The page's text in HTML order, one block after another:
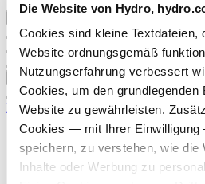
Die Website von Hydro,
Cookies sind kleine Textdateien,
Website ordnungsgemäß
Nutzungserfahrung verbessert
Cookies, um den grundlegenden
Website zu gewährleisten.
Cookies — mit Ihrer
speichern, zu verstehen, wie die
Inhalte oder Werbung zu
Schließen
Karriere
Offene Stellen
Ausbildung bei Hydro
Studierende und Absolventen
Arbeiten bei Hydro